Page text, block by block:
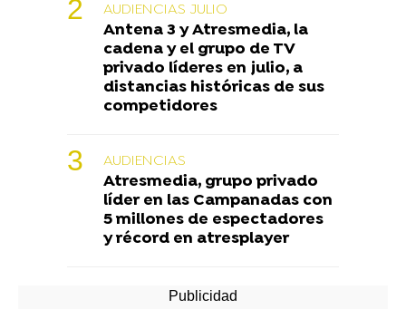
AUDIENCIAS JULIO
Antena 3 y Atresmedia, la
cadena y el grupo de TV
privado líderes en julio, a
distancias históricas de sus
competidores
AUDIENCIAS
Atresmedia, grupo privado
líder en las Campanadas con
5 millones de espectadores
y récord en atresplayer